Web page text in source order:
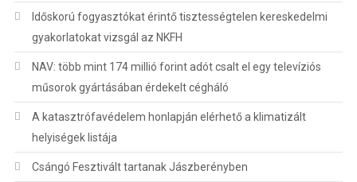
Időskorú fogyasztókat érintő tisztességtelen kereskedelmi
gyakorlatokat vizsgál az NKFH
NAV: több mint 174 millió forint adót csalt el egy televíziós
műsorok gyártásában érdekelt cégháló
A katasztrófavédelem honlapján elérhető a klimatizált
helyiségek listája
Csángó Fesztivált tartanak Jászberényben